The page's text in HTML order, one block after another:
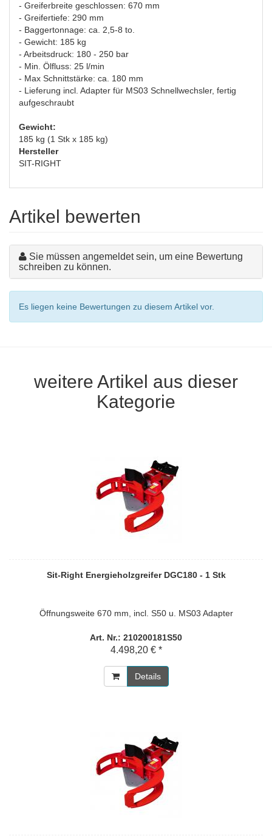
- Greiferbreite geschlossen: 670 mm
- Greifertiefe: 290 mm
- Baggertonnage: ca. 2,5-8 to.
- Gewicht: 185 kg
- Arbeitsdruck: 180 - 250 bar
- Min. Ölfluss: 25 l/min
- Max Schnittstärke: ca. 180 mm
- Lieferung incl. Adapter für MS03 Schnellwechsler, fertig
aufgeschraubt
Gewicht:
185 kg (1 Stk x 185 kg)
Hersteller
SIT-RIGHT
Artikel bewerten
Sie müssen angemeldet sein, um eine Bewertung
schreiben zu können.
Es liegen keine Bewertungen zu diesem Artikel vor.
weitere Artikel aus dieser
Kategorie
Sit-Right Energieholzgreifer DGC180 - 1 Stk
Öffnungsweite 670 mm, incl. S50 u. MS03 Adapter
Art. Nr.: 210200181S50
4.498,20 € *
Details